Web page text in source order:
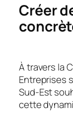
Créer
À travers la
Entreprises
Sud-Est
cette